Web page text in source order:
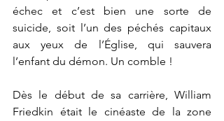
échec et c’est bien une sorte de
suicide, soit l’un des péchés capitaux
aux yeux de l’Église, qui sauvera
l’enfant du démon. Un comble !
Dès le début de sa carrière, William
Friedkin était le cinéaste de la zone